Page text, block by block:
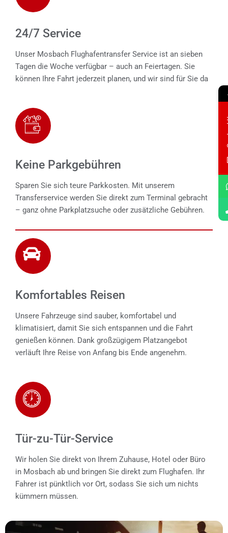
24/7 Service
Unser Mosbach Flughafentransfer Service ist an sieben
Tagen die Woche verfügbar – auch an Feiertagen. Sie
können Ihre Fahrt jederzeit planen, und wir sind für Sie da
Keine Parkgebühren
Sparen Sie sich teure Parkkosten. Mit unserem
Transferservice werden Sie direkt zum Terminal gebracht
– ganz ohne Parkplatzsuche oder zusätzliche Gebühren.
Komfortables Reisen
Unsere Fahrzeuge sind sauber, komfortabel und
klimatisiert, damit Sie sich entspannen und die Fahrt
genießen können. Dank großzügigem Platzangebot
verläuft Ihre Reise von Anfang bis Ende angenehm.
Tür-zu-Tür-Service
Wir holen Sie direkt von Ihrem Zuhause, Hotel oder Büro
in Mosbach ab und bringen Sie direkt zum Flughafen. Ihr
Fahrer ist pünktlich vor Ort, sodass Sie sich um nichts
kümmern müssen.